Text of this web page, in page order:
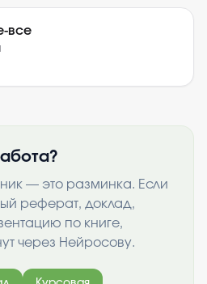
все
— это разминка. Если
реферат, доклад,
по книге,
через Нейросову.